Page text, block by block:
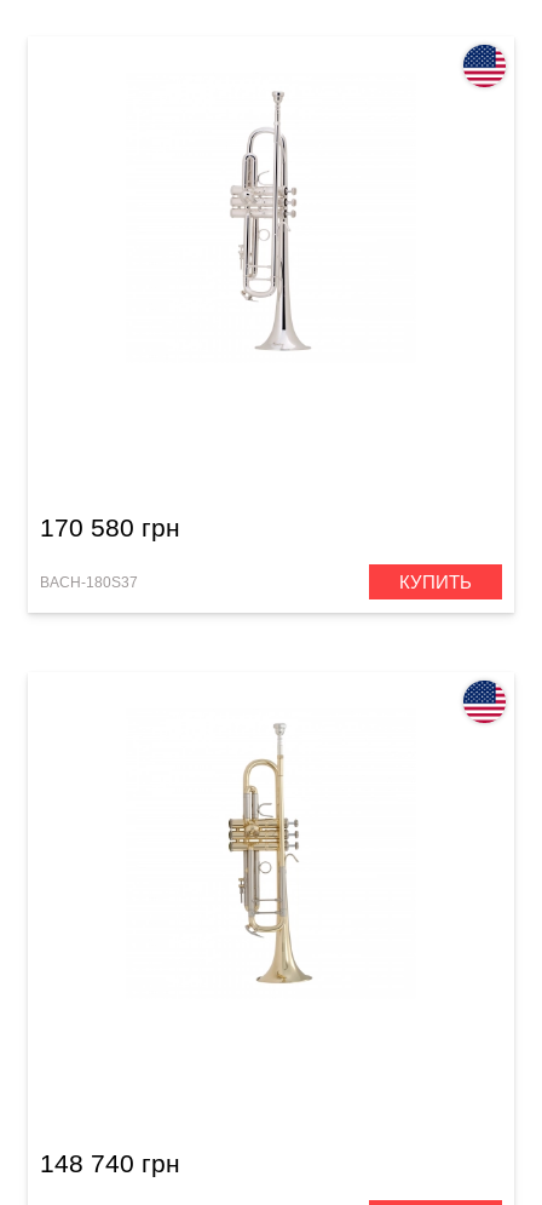
170 580 грн
BACH-180S37 КУПИТЬ
148 740 грн